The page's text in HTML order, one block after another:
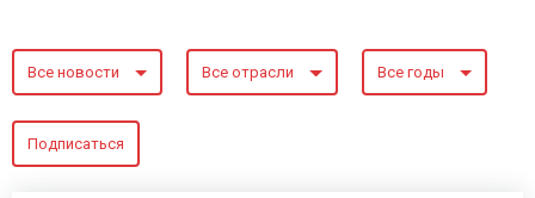
Все новости Все отрасли Все годы
Подписаться